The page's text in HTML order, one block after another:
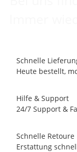
Schnelle
Heute bestellt,
Hilfe & Support
24/7 Support &
Schnelle Retoure
Erstattung